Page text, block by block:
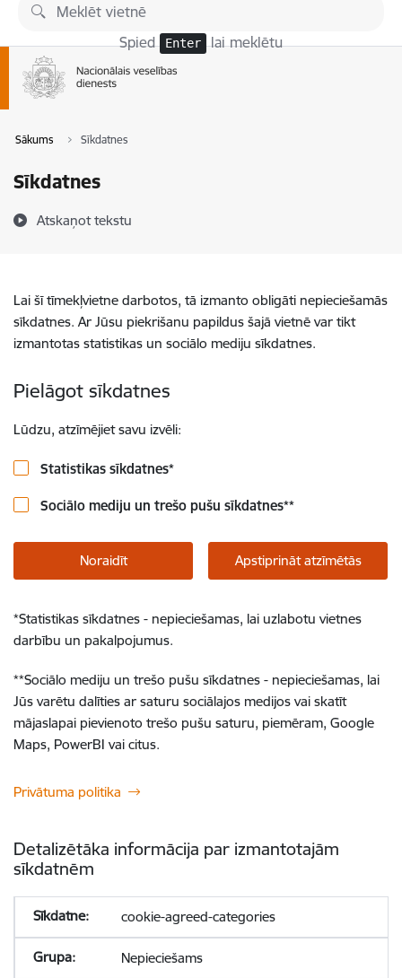
Pāriet uz lapas saturu
Spied Enter lai meklētu
Sākums Sīkdatnes
Sīkdatnes
Atskaņot tekstu
Lai šī tīmekļvietne darbotos, tā izmanto obligāti nepieciešamās
sīkdatnes. Ar Jūsu piekrišanu papildus šajā vietnē var tikt
izmantotas statistikas un sociālo mediju sīkdatnes.
Pielāgot sīkdatnes
Lūdzu, atzīmējiet savu izvēli:
Statistikas sīkdatnes*
Sociālo mediju un trešo pušu sīkdatnes**
Noraidīt Apstiprināt atzīmētās
*Statistikas sīkdatnes - nepieciešamas, lai uzlabotu vietnes
darbību un pakalpojumus.
**Sociālo mediju un trešo pušu sīkdatnes - nepieciešamas, lai
Jūs varētu dalīties ar saturu sociālajos medijos vai skatīt
mājaslapai pievienoto trešo pušu saturu, piemēram, Google
Maps, PowerBI vai citus.
Privātuma politika
Detalizētāka informācija par izmantotajām
sīkdatnēm
cookie-agreed-categories
Nepieciešams